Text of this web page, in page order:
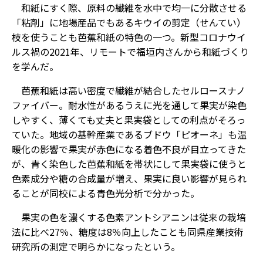
和紙にすく際、原料の繊維を水中で均一に分散させる
「粘剤」に地場産品でもあるキウイの剪定（せんてい）
枝を使うことも芭蕉和紙の特色の一つ。新型コロナウイ
ルス禍の2021年、リモートで福垣内さんから和紙づくり
を学んだ。
芭蕉和紙は高い密度で繊維が結合したセルロースナノ
ファイバー。耐水性があるうえに光を通して果実が染色
しやすく、薄くても丈夫と果実袋としての利点がそろっ
ていた。地域の基幹産業であるブドウ「ピオーネ」も温
暖化の影響で果実が赤色になる着色不良が目立ってきた
が、青く染色した芭蕉和紙を帯状にして果実袋に使うと
色素成分や糖の合成量が増え、果実に良い影響が見られ
ることが同校による青色光分析で分かった。
果実の色を濃くする色素アントシアニンは従来の栽培
法に比べ27％、糖度は8％向上したことも同県産業技術
研究所の測定で明らかになったという。